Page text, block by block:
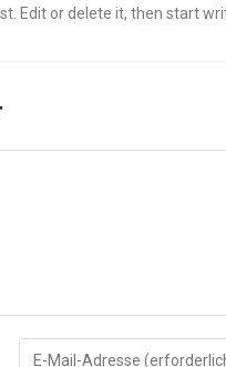
Edit or delete it, then start